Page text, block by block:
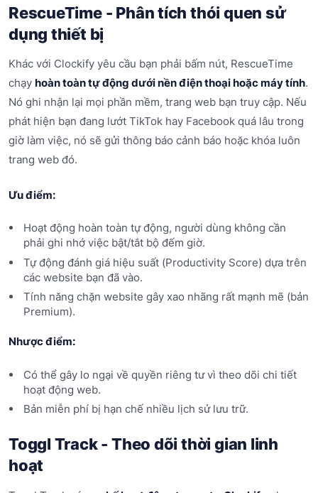
RescueTime - Phân tích thói quen sử
dụng thiết bị
Khác với Clockify yêu cầu bạn phải bấm nút, RescueTime
chạy hoàn toàn tự động dưới nền điện thoại hoặc máy tính.
Nó ghi nhận lại mọi phần mềm, trang web bạn truy cập. Nếu
phát hiện bạn đang lướt TikTok hay Facebook quá lâu trong
giờ làm việc, nó sẽ gửi thông báo cảnh báo hoặc khóa luôn
trang web đó.
Ưu điểm:
Hoạt động hoàn toàn tự động, người dùng không cần
phải ghi nhớ việc bật/tắt bộ đếm giờ.
Tự động đánh giá hiệu suất (Productivity Score) dựa trên
các website bạn đã vào.
Tính năng chặn website gây xao nhãng rất mạnh mẽ (bản
Premium).
Nhược điểm:
Có thể gây lo ngại về quyền riêng tư vì theo dõi chi tiết
hoạt động web.
Bản miễn phí bị hạn chế nhiều lịch sử lưu trữ.
Toggl Track - Theo dõi thời gian linh
hoạt